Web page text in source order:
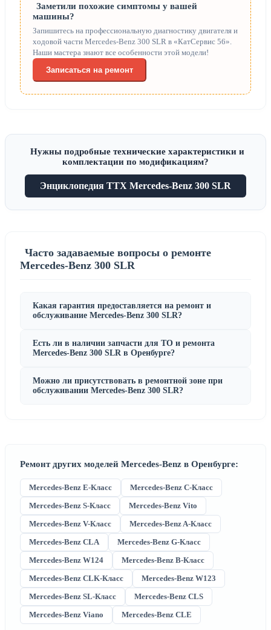
Заметили похожие симптомы у вашей
машины?
Запишитесь на профессиональную диагностику двигателя и
ходовой части Mercedes-Benz 300 SLR в «КатСервис 56».
Наши мастера знают все особенности этой модели!
Записаться на ремонт
Нужны подробные технические характеристики и
комплектации по модификациям?
Энциклопедия ТТХ Mercedes-Benz 300 SLR
Часто задаваемые вопросы о ремонте
Mercedes-Benz 300 SLR
Какая гарантия предоставляется на ремонт и
обслуживание Mercedes-Benz 300 SLR?
Есть ли в наличии запчасти для ТО и ремонта
Mercedes-Benz 300 SLR в Оренбурге?
Можно ли присутствовать в ремонтной зоне при
обслуживании Mercedes-Benz 300 SLR?
Ремонт других моделей Mercedes-Benz в Оренбурге:
Mercedes-Benz E-Класс
Mercedes-Benz C-Класс
Mercedes-Benz S-Класс
Mercedes-Benz Vito
Mercedes-Benz V-Класс
Mercedes-Benz A-Класс
Mercedes-Benz CLA
Mercedes-Benz G-Класс
Mercedes-Benz W124
Mercedes-Benz B-Класс
Mercedes-Benz CLK-Класс
Mercedes-Benz W123
Mercedes-Benz SL-Класс
Mercedes-Benz CLS
Mercedes-Benz Viano
Mercedes-Benz CLE